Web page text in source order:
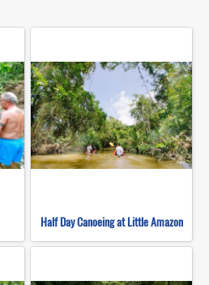
Half Day Canoeing at Little Amazon